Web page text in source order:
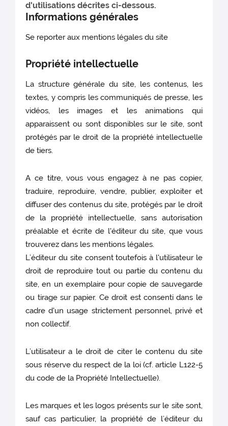
d'utilisations décrites ci-dessous.
Informations générales
Se reporter aux mentions légales du site
Propriété intellectuelle
La structure générale du site, les contenus, les
textes, y compris les communiqués de presse, les
vidéos, les images et les animations qui
apparaissent ou sont disponibles sur le site, sont
protégés par le droit de la propriété intellectuelle
de tiers.
A ce titre, vous vous engagez à ne pas copier,
traduire, reproduire, vendre, publier, exploiter et
diffuser des contenus du site, protégés par le droit
de la propriété intellectuelle, sans autorisation
préalable et écrite de l'éditeur du site, que vous
trouverez dans les mentions légales.
L’éditeur du site consent toutefois à l'utilisateur le
droit de reproduire tout ou partie du contenu du
site, en un exemplaire pour copie de sauvegarde
ou tirage sur papier. Ce droit est consenti dans le
cadre d'un usage strictement personnel, privé et
non collectif.
L’utilisateur a le droit de citer le contenu du site
sous réserve du respect de la loi (cf. article L122-5
du code de la Propriété Intellectuelle).
Les marques et les logos présents sur le site sont,
sauf cas particulier, la propriété de l’éditeur du